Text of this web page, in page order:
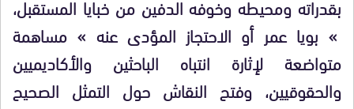
بقدراته ومحيطه وخوفه الدفين من خبايا المستقبل،
» بويا عمر أو الاحتجاز المؤدى عنه » مساهمة
متواضعة لإثارة انتباه الباحثين والأكاديميين
والحقوقيين، وفتح النقاش حول التمثل الصحيح